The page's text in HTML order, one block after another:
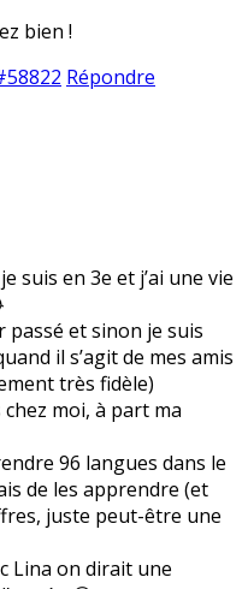
bien !
Répondre
suis en 3e et j’ai une vie
passé et sinon je suis
il s’agit de mes amis
très fidèle)
chez moi, à part ma
96 langues dans le
de les apprendre (et
juste peut-être une
Lina on dirait une